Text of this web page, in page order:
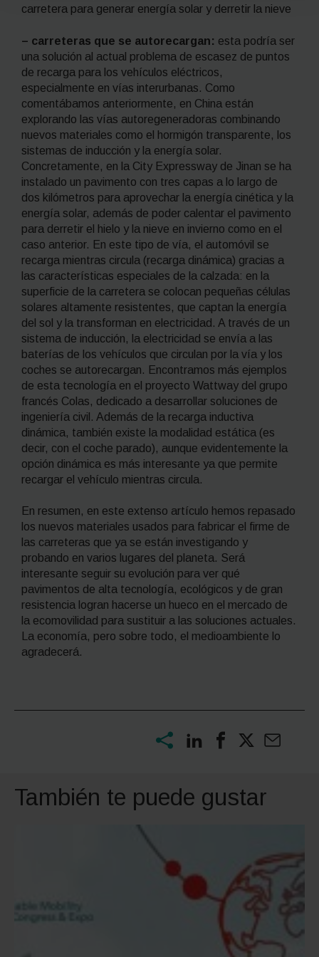
carretera para generar energía solar y derretir la nieve
– carreteras que se autorecargan: esta podría ser
una solución al actual problema de escasez de puntos
de recarga para los vehículos eléctricos,
especialmente en vías interurbanas. Como
comentábamos anteriormente, en China están
explorando las vías autoregeneradoras combinando
nuevos materiales como el hormigón transparente, los
sistemas de inducción y la energía solar.
Concretamente, en la City Expressway de Jinan se ha
instalado un pavimento con tres capas a lo largo de
dos kilómetros para aprovechar la energía cinética y la
energía solar, además de poder calentar el pavimento
para derretir el hielo y la nieve en invierno como en el
caso anterior. En este tipo de vía, el automóvil se
recarga mientras circula (recarga dinámica) gracias a
las características especiales de la calzada: en la
superficie de la carretera se colocan pequeñas células
solares altamente resistentes, que captan la energía
del sol y la transforman en electricidad. A través de un
sistema de inducción, la electricidad se envía a las
baterías de los vehículos que circulan por la vía y los
coches se autorecargan. Encontramos más ejemplos
de esta tecnología en el proyecto Wattway del grupo
francés Colas, dedicado a desarrollar soluciones de
ingeniería civil. Además de la recarga inductiva
dinámica, también existe la modalidad estática (es
decir, con el coche parado), aunque evidentemente la
opción dinámica es más interesante ya que permite
recargar el vehículo mientras circula.
En resumen, en este extenso artículo hemos repasado
los nuevos materiales usados para fabricar el firme de
las carreteras que ya se están investigando y
probando en varios lugares del planeta. Será
interesante seguir su evolución para ver qué
pavimentos de alta tecnología, ecológicos y de gran
resistencia logran hacerse un hueco en el mercado de
la ecomovilidad para sustituir a las soluciones actuales.
La economía, pero sobre todo, el medioambiente lo
agradecerá.
También te puede gustar